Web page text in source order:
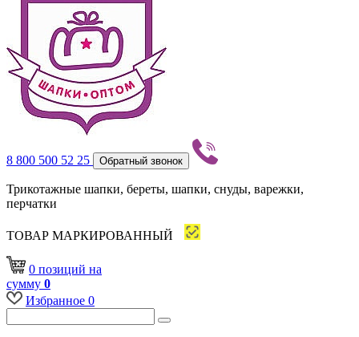
8 800 500 52 25 Обратный звонок
Трикотажные шапки, береты, шапки, снуды, варежки,
перчатки
ТОВАР МАРКИРОВАННЫЙ
0 позиций на
сумму 0
Избранное 0